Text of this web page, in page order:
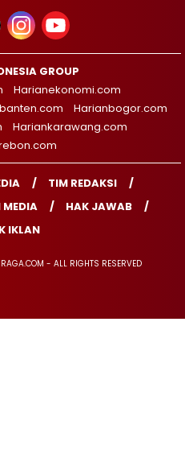
GROUP
Harianekonomi.com
Harianbogor.com
Hariankarawang.com
TIM REDAKSI
MEDIA
HAK JAWAB
IKLAN
- ALL RIGHTS RESERVED